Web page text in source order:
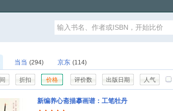
当当 (294) 京东 (114)
折扣 价格 评价数 出版日期 人气
新编养心斋描摹画谱：工笔牡丹